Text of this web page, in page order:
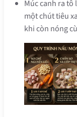
Múc canh ra tô
một chút tiêu
khi còn nóng